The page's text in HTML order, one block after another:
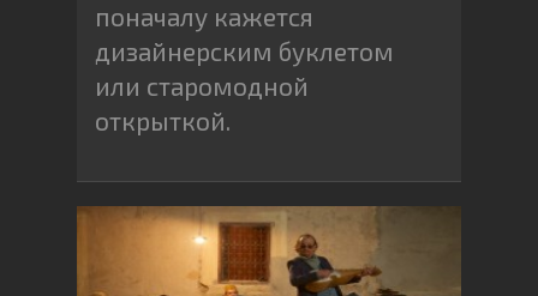
поначалу кажется
дизайнерским буклетом
или старомодной
открыткой.